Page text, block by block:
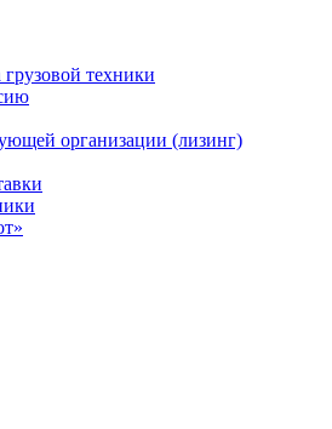
техники
организации (лизинг)